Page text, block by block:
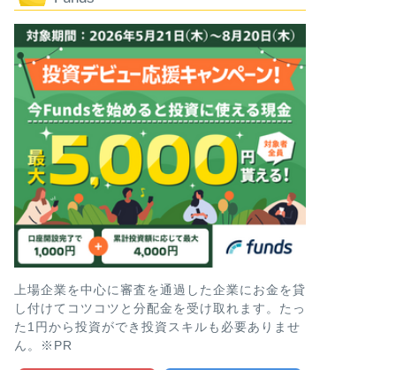
上場企業を中心に審査を通過した企業にお金を貸
し付けてコツコツと分配金を受け取れます。たっ
た1円から投資ができ投資スキルも必要ありませ
ん。※PR